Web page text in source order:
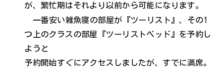
が、繁忙期はそれより以前から可能になります。
一番安い雑魚寝の部屋が『ツーリスト』、その1
つ上のクラスの部屋『ツーリストベッド』を予約し
ようと
予約開始すぐにアクセスしましたが、すでに満席。